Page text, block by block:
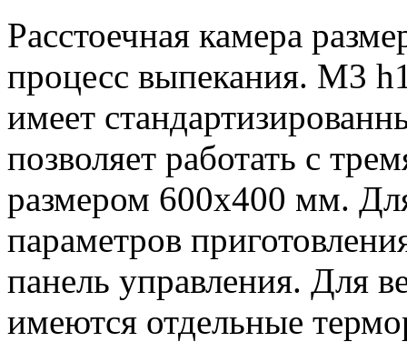
Расстоечная камера
процесс выпекания. M3
имеет
позволяет работать с
размером 600х400 мм.
параметров
панель управления. Для
имеются отдельные